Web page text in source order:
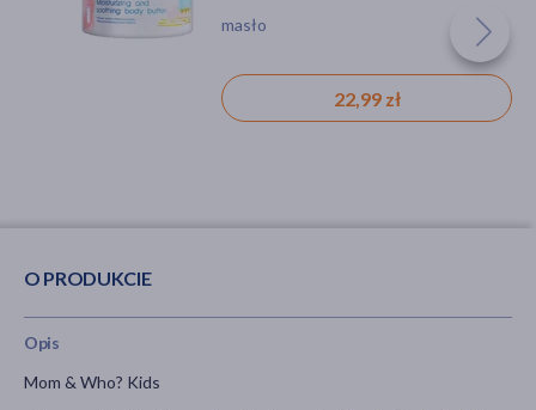
krem
35,39 zł
masło
22,99 zł
O PRODUKCIE
Opis
Mom & Who? Kids